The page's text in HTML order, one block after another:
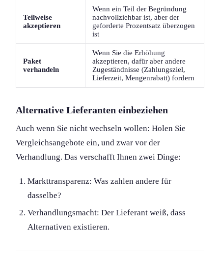
Teilweise
akzeptieren
Wenn ein Teil der Begründung
nachvollziehbar ist, aber der
geforderte Prozentsatz überzogen
ist
Paket
verhandeln
Wenn Sie die Erhöhung
akzeptieren, dafür aber andere
Zugeständnisse (Zahlungsziel,
Lieferzeit, Mengenrabatt) fordern
Alternative Lieferanten einbeziehen
Auch wenn Sie nicht wechseln wollen: Holen Sie
Vergleichsangebote ein, und zwar vor der
Verhandlung. Das verschafft Ihnen zwei Dinge:
Markttransparenz: Was zahlen andere für
dasselbe?
Verhandlungsmacht: Der Lieferant weiß, dass
Alternativen existieren.